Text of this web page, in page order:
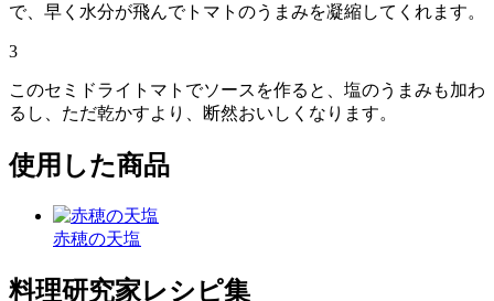
で、早く水分が飛んでトマトのうまみを凝縮してくれます。
3
このセミドライトマトでソースを作ると、塩のうまみも加わ
るし、ただ乾かすより、断然おいしくなります。
使用した商品
赤穂の天塩
料理研究家レシピ集